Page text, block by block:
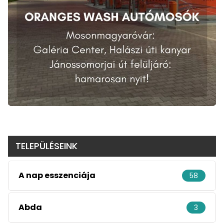
TELEPÜLÉSEINK
A nap esszenciája 58
Abda 3